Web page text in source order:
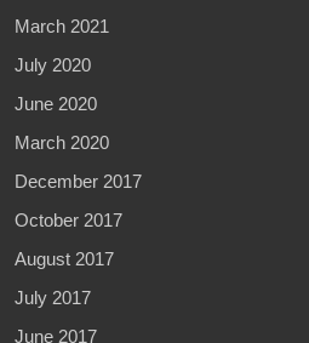
March 2021
July 2020
June 2020
March 2020
December 2017
October 2017
August 2017
July 2017
June 2017